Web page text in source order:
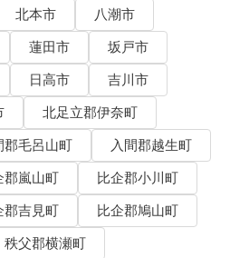
北本市
八潮市
蓮田市
坂戸市
日高市
吉川市
北足立郡伊奈町
郡毛呂山町
入間郡越生町
郡嵐山町
比企郡小川町
郡吉見町
比企郡鳩山町
秩父郡横瀬町